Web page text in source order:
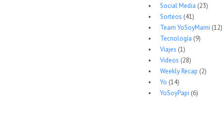
Social Media (23)
Sorteos (41)
Team YoSoyMami (12)
Tecnología (9)
Viajes (1)
Videos (28)
Weekly Recap (2)
Yo (14)
YoSoyPapi (6)